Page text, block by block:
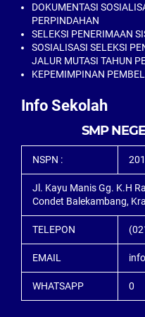
DOKUMENTASI
PERPINDAHAN
SELEKSI PENERIMAAN
SOSIALISASI SELEKSI
JALUR MUTASI TAHUN
KEPEMIMPINAN
Info Sekolah
SMP
NSPN :
Jl. Kayu Manis Gg. K.H
Condet Balekambang,
TELEPON
EMAIL
WHATSAPP 0